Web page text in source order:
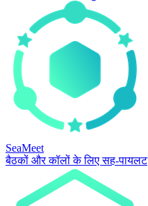
SeaMeet
बैठकों और कॉलों के लिए सह-पायलट